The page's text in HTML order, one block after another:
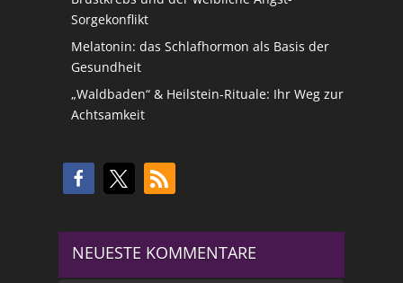
Sorgekonflikt
Melatonin: das Schlafhormon als Basis der
Gesundheit
„Waldbaden“ & Heilstein-Rituale: Ihr Weg zur
Achtsamkeit
NEUESTE KOMMENTARE